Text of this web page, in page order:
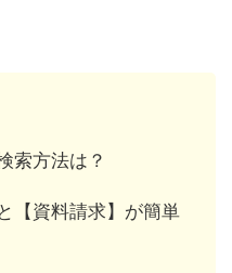
索方法は？
【資料請求】が簡単